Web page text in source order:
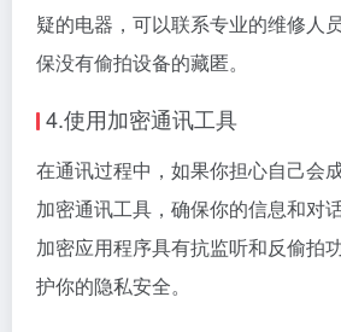
疑的电器，可以联系专业的维修人
保没有偷拍设备的藏匿。
4.使用加密通讯工具
在通讯过程中，如果你担心自己会
加密通讯工具，确保你的信息和对
加密应用程序具有抗监听和反偷拍
护你的隐私安全。